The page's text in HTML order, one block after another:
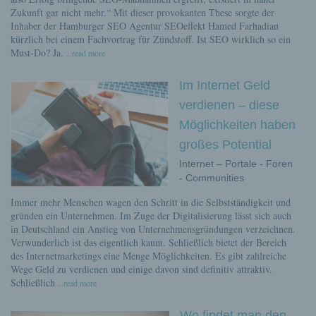
Zukunft gar nicht mehr.“ Mit dieser provokanten These sorgte der
Inhaber der Hamburger SEO Agentur SEOeffekt Hamed Farhadian
kürzlich bei einem Fachvortrag für Zündstoff. Ist SEO wirklich so ein
Must-Do? Ja. ...read more
Im Internet Geld
verdienen – diese
Möglichkeiten haben
großes Potential
Internet – Portale - Foren
- Communities
Immer mehr Menschen wagen den Schritt in die Selbstständigkeit und
gründen ein Unternehmen. Im Zuge der Digitalisierung lässt sich auch
in Deutschland ein Anstieg von Unternehmensgründungen verzeichnen.
Verwunderlich ist das eigentlich kaum. Schließlich bietet der Bereich
des Internetmarketings eine Menge Möglichkeiten. Es gibt zahlreiche
Wege Geld zu verdienen und einige davon sind definitiv attraktiv.
Schließlich ...read more